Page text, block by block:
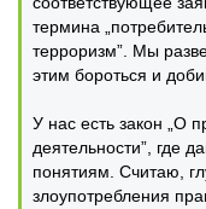
термина
терроризм”. Мы
этим бороться и
У нас есть закон „О
деятельности”, где
понятиям. Считаю,
злоупотребления